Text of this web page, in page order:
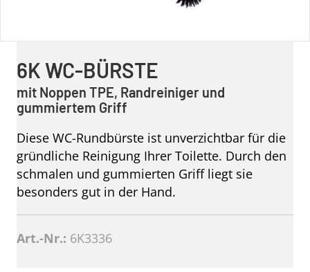
6K WC-BÜRSTE
mit Noppen TPE, Randreiniger und
gummiertem Griff
Diese WC-Rundbürste ist unverzichtbar für die
gründliche Reinigung Ihrer Toilette. Durch den
schmalen und gummierten Griff liegt sie
besonders gut in der Hand.
Art.-Nr.: 6K3336